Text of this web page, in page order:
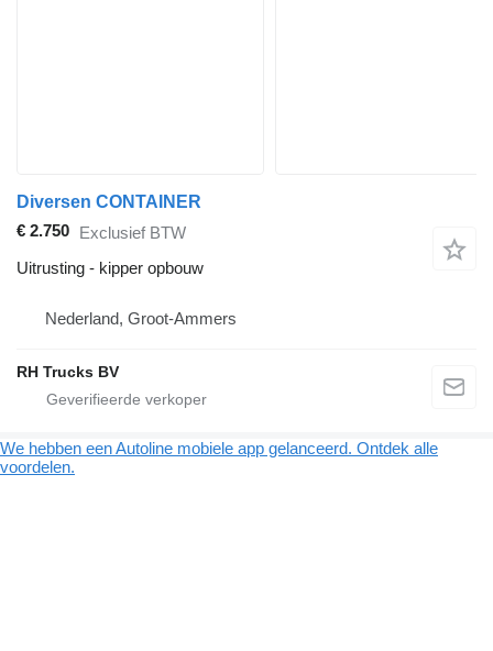
Diversen CONTAINER
€ 2.750 Exclusief BTW
Uitrusting - kipper opbouw
Nederland, Groot-Ammers
RH Trucks BV
We hebben een Autoline mobiele app gelanceerd. Ontdek alle
voordelen.